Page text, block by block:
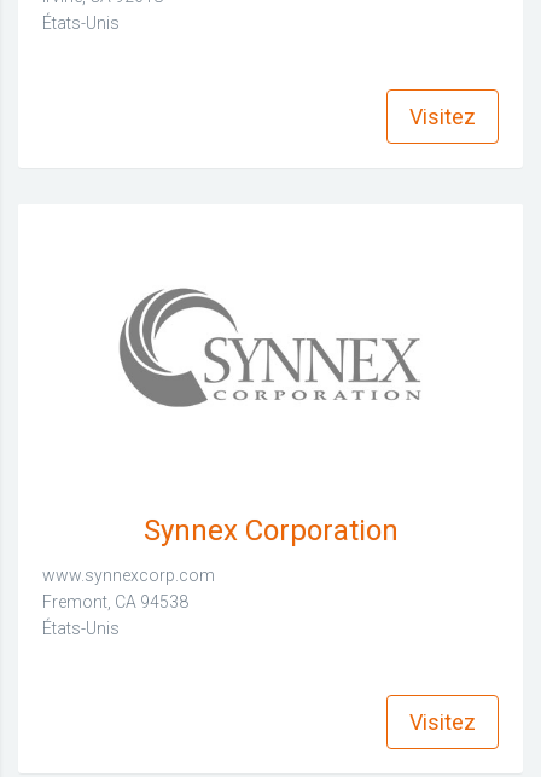
États-Unis
Visitez
Synnex Corporation
www.synnexcorp.com
Fremont, CA 94538
États-Unis
Visitez